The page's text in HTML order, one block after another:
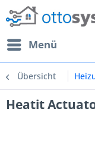
Menü
Übersicht
Heatit